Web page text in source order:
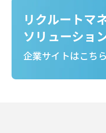
リクルートマ
ソリューショ
企業サイトはこちら